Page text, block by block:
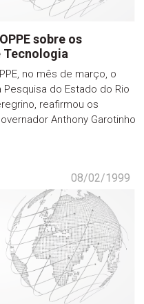
sobre os
Tecnologia
no mês de março, o
do Estado do Rio
reafirmou os
Anthony Garotinho
08/02/1999